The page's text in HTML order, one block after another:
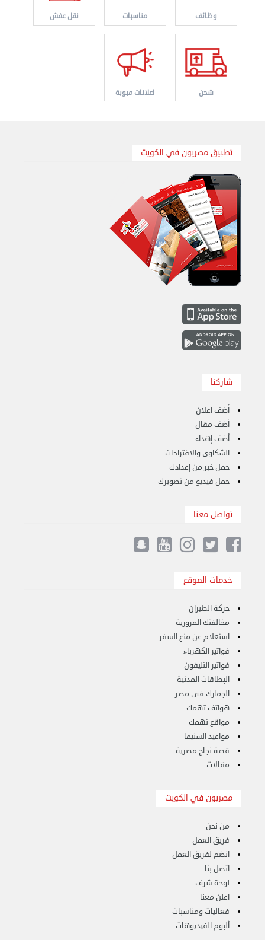
هاف لوري لتوصيل ونقل العفش 65818808
الخميس 14 سبتمبر 2023 03:06 م
الخميس 14 سبتمبر 2023 04:48 ص
نقل عفش 90061233 فك نقل تركيب في جميع مناطق ...
الأربعاء 13 سبتمبر 2023 11:46 ص
وظائف مناسبات نقل عفش
شحن اعلانات مبوبة
تطبيق مصريون في الكويت
شاركنا
أضف اعلان
أضف مقال
أضف إهداء
الشكاوى والاقتراحات
حمل خبر من إعدادك
حمل فيديو من تصويرك
تواصل معنا
خدمات الموقع
حركة الطيران
مخالفتك المرورية
استعلام عن منع السفر
فواتير الكهرباء
فواتير التليفون
البطاقات المدنية
الجمارك فى مصر
هواتف تهمك
مواقع تهمك
مواعيد السنيما
قصة نجاح مصرية
مقالات
مصريون في الكويت
من نحن
فريق العمل
انضم لفريق العمل
اتصل بنا
لوحة شرف
اعلن معنا
فعاليات ومناسبات
ألبوم الفيديوهات